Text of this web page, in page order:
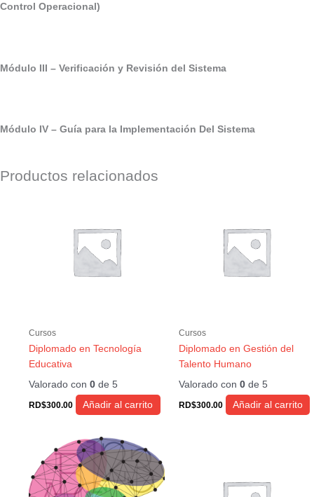
Control Operacional)
Módulo III – Verificación y Revisión del Sistema
Módulo IV – Guía para la Implementación Del Sistema
Productos relacionados
Cursos
Diplomado en Tecnología
Educativa
Valorado con0 de 5
RD$300.00 Añadir al carrito
Cursos
Diplomado en Gestión del
Talento Humano
Valorado con 0de 5
RD$300.00 Añadir al carrito